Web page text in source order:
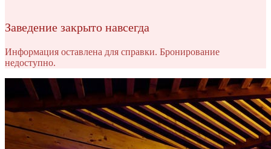
Заведение закрыто навсегда
Информация оставлена для справки. Бронирование
недоступно.